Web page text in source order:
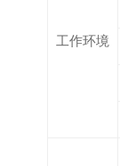
工作环境